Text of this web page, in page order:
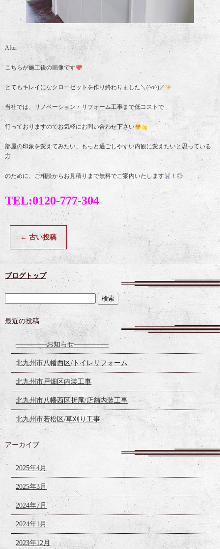
After
こちらが施工後の画像です
とてもキレイになクローゼットを作り終わりました＼(^o^)／
当社では、リノベーション・リフォーム工事まで低コストで
行っておりますのでお気軽にお問い合わせ下さい
部屋の印象を変えてみたい、もっと過ごしやすい内観に変えたいと思っている
方
のために、ご相談からお見積りまで無料でご案内いたします ！◎
TEL:0120-777-304
← 古い投稿
ブログトップ
最近の投稿
————–お知らせ—————
北九州市八幡西区/トイレリフォーム
北九州市戸畑区内装工事
北九州市八幡西区折尾/店舗内装工事
北九州市若松区/草刈り工事
アーカイブ
2025年4月
2025年3月
2024年7月
2024年1月
2023年12月